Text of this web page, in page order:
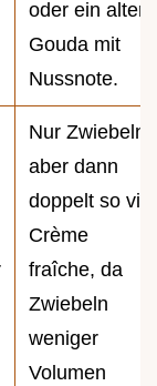
oder ein alter
Gouda mit
Nussnote.
Nur Zwiebeln,
aber dann
doppelt so viel
Crème
fraîche, da
Zwiebeln
weniger
Volumen